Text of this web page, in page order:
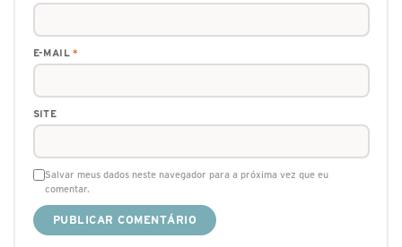
E-MAIL*
SITE
Salvar meus dados neste navegador para a próxima vez que eu
comentar.